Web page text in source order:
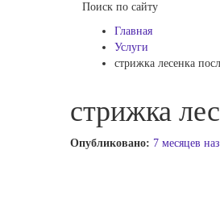
Поиск по сайту
Главная
Услуги
стрижка лесенка
стрижка
Опубликовано: 7 месяцев